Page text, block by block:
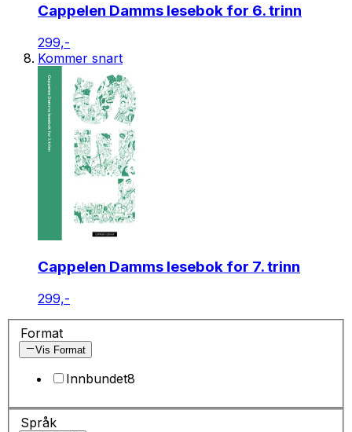
Cappelen Damms lesebok for 6. trinn
299,-
Kommer snart
Cappelen Damms lesebok for 7. trinn
299,-
Format
Vis Format
Innbundet8
Språk